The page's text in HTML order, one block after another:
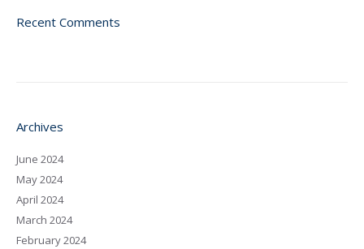
Recent Comments
Archives
June 2024
May 2024
April 2024
March 2024
February 2024